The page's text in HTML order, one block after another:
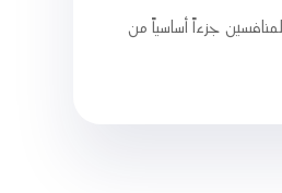
جزءاً أساسياً من